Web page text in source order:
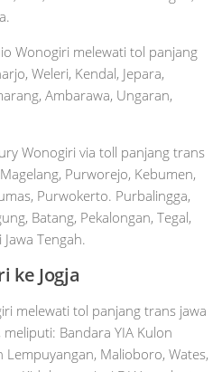
Wonogiri melewati tol panjang
Weleri, Kendal, Jepara,
Ambarawa, Ungaran,
Wonogiri via toll panjang trans
Purworejo, Kebumen,
Purwokerto. Purbalingga,
Batang, Pekalongan, Tegal,
Tengah.
ke Jogja
melewati tol panjang trans jawa
Bandara YIA Kulon
Lempuyangan, Malioboro, Wates,